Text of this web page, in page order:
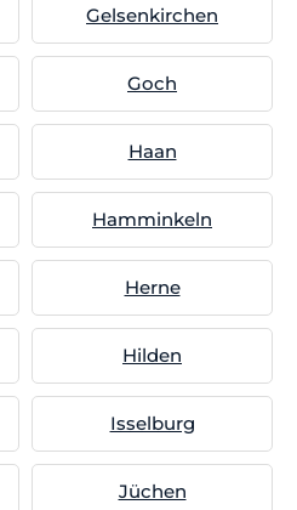
Gelsenkirchen
Goch
Haan
Hamminkeln
Herne
Hilden
Isselburg
Jüchen